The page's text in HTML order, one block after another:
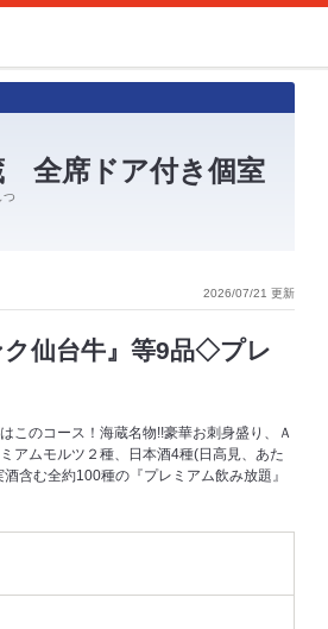
全席ドア付き個室
つ
2026/07/21 更新
ク仙台牛』等9品◇プレ
このコース！海蔵名物!!豪華お刺身盛り、Ａ
アムモルツ２種、日本酒4種(日高見、あた
含む全約100種の『プレミアム飲み放題』